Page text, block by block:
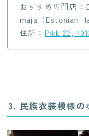
おすすめ専門店
maja（Estonian
住所： Pikk 22,
3. 民族衣装模様の